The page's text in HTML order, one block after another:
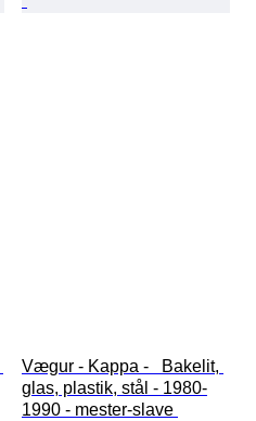
Vægur - Kappa -   Bakelit,
glas, plastik, stål - 1980-
1990 - mester-slave